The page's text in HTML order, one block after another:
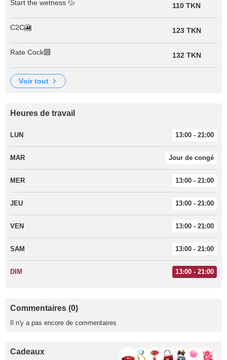
Start the wetness 💦 110 TKN
C2C🎦 123 TKN
Rate Cock🔟 132 TKN
voir tout
Heures de travail
LUN 13:00 - 21:00
MAR Jour de congé
MER 13:00 - 21:00
JEU 13:00 - 21:00
VEN 13:00 - 21:00
SAM 13:00 - 21:00
DIM 13:00 - 21:00
Commentaires (0)
Il n'y a pas encore de commentaires
Cadeaux